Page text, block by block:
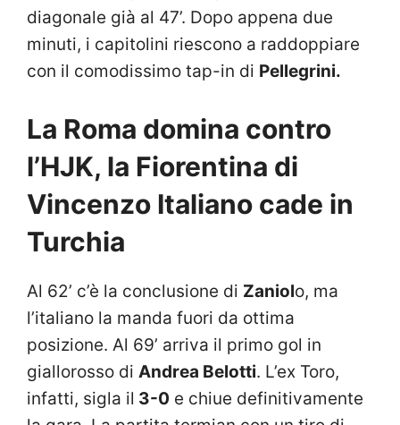
diagonale già al 47’. Dopo appena due
minuti, i capitolini riescono a raddoppiare
con il comodissimo tap-in di Pellegrini.
La Roma domina contro
l’HJK, la Fiorentina di
Vincenzo Italiano cade in
Turchia
Al 62’ c’è la conclusione di Zaniolo, ma
l’italiano la manda fuori da ottima
posizione. Al 69’ arriva il primo gol in
giallorosso di Andrea Belotti. L’ex Toro,
infatti, sigla il 3-0 e chiue definitivamente